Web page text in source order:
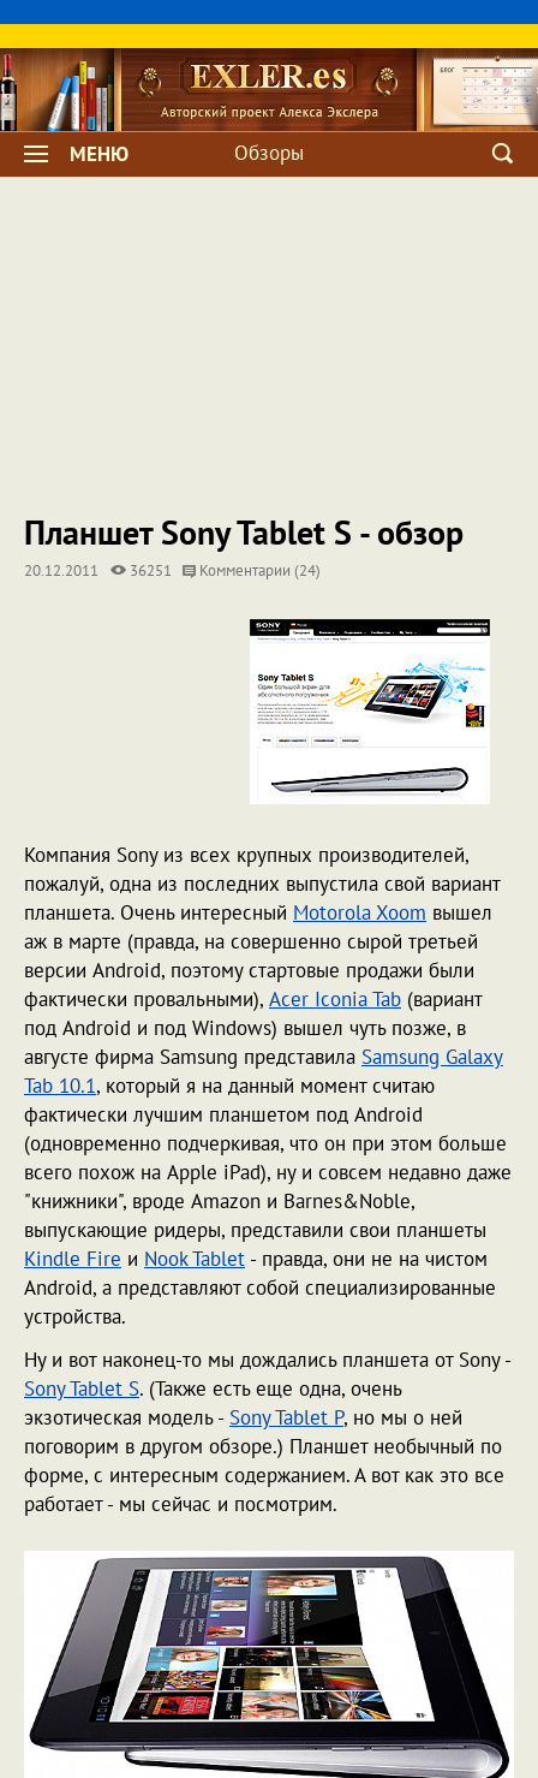
МЕНЮ Обзоры
Планшет Sony Tablet S - обзор
20.12.2011 36251 Комментарии (24)
Компания Sony из всех крупных производителей,
пожалуй, одна из последних выпустила свой вариант
планшета. Очень интересный Motorola Xoom вышел
аж в марте (правда, на совершенно сырой третьей
версии Android, поэтому стартовые продажи были
фактически провальными), Acer Iconia Tab (вариант
под Android и под Windows) вышел чуть позже, в
августе фирма Samsung представила Samsung Galaxy
Tab 10.1, который я на данный момент считаю
фактически лучшим планшетом под Android
(одновременно подчеркивая, что он при этом больше
всего похож на Apple iPad), ну и совсем недавно даже
"книжники", вроде Amazon и Barnes&Noble,
выпускающие ридеры, представили свои планшеты
Kindle Fire и Nook Tablet - правда, они не на чистом
Android, а представляют собой специализированные
устройства.
Ну и вот наконец-то мы дождались планшета от Sony -
Sony Tablet S. (Также есть еще одна, очень
экзотическая модель - Sony Tablet P, но мы о ней
поговорим в другом обзоре.) Планшет необычный по
форме, с интересным содержанием. А вот как это все
работает - мы сейчас и посмотрим.